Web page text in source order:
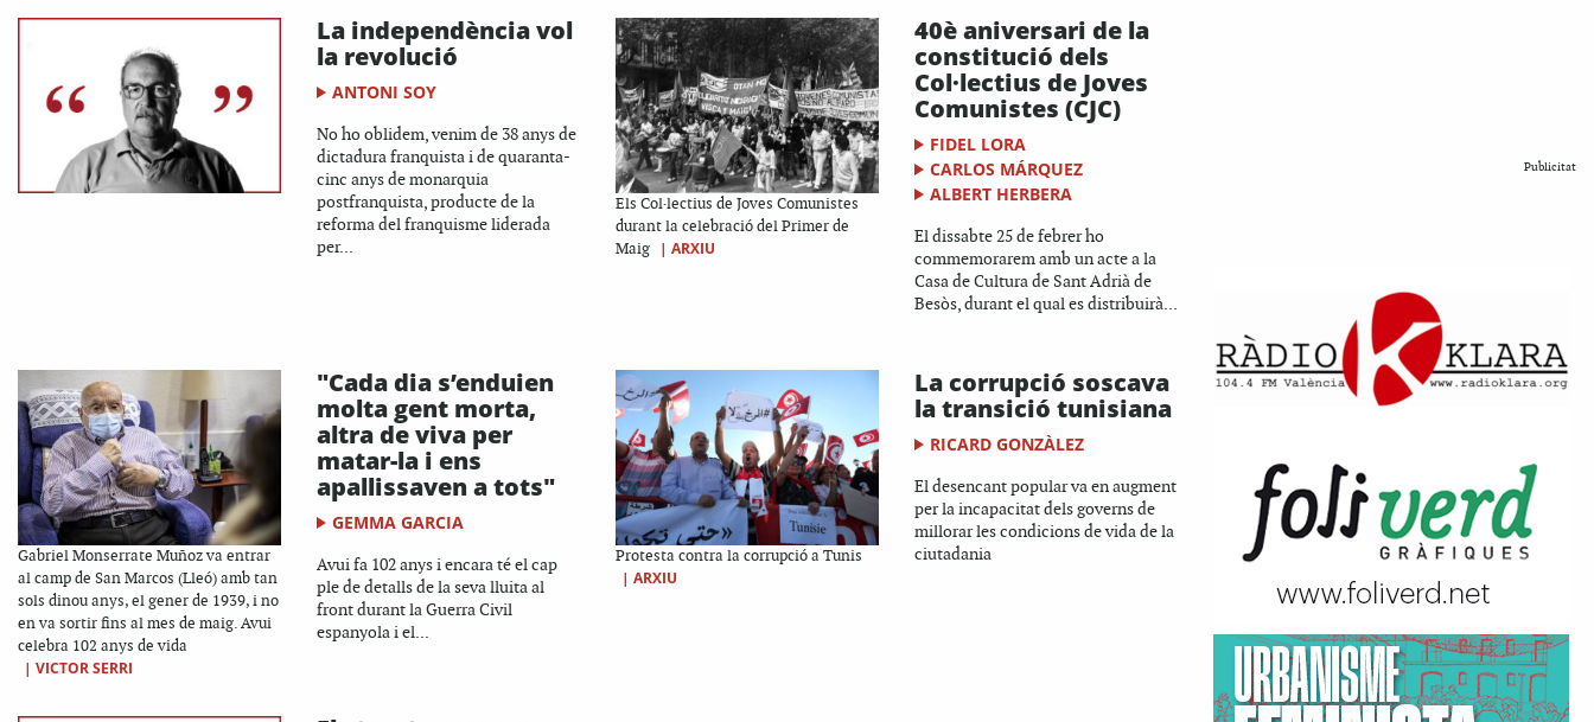
La independència vol
la revolució
ANTONI SOY
No ho oblidem, venim de 38 anys de
dictadura franquista i de quaranta-
cinc anys de monarquia
postfranquista, producte de la
reforma del franquisme liderada
per...
Els Col·lectius de Joves Comunistes
durant la celebració del Primer de
Maig
| ARXIU
40è aniversari de la
constitució dels
Col·lectius de Joves
Comunistes (CJC)
FIDEL LORA
CARLOS MÁRQUEZ
ALBERT HERBERA
El dissabte 25 de febrer ho
commemorarem amb un acte a la
Casa de Cultura de Sant Adrià de
Besòs, durant el qual es distribuirà...
Gabriel Monserrate Muñoz va entrar
al camp de San Marcos (Lleó) amb tan
sols dinou anys, el gener de 1939, i no
en va sortir fins al mes de maig. Avui
celebra 102 anys de vida
| VICTOR SERRI
"Cada dia s’enduien
molta gent morta,
altra de viva per
matar-la i ens
apallissaven a tots"
GEMMA GARCIA
Avui fa 102 anys i encara té el cap
ple de detalls de la seva lluita al
front durant la Guerra Civil
espanyola i el...
Protesta contra la corrupció a Tunis
| ARXIU
La corrupció soscava
la transició tunisiana
RICARD GONZÀLEZ
El desencant popular va en augment
per la incapacitat dels governs de
millorar les condicions de vida de la
ciutadania
Publicitat